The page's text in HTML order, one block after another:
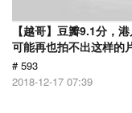
【越哥】豆瓣9.1分，
可能再也拍不出这样的
# 593
2018-12-17 07:39